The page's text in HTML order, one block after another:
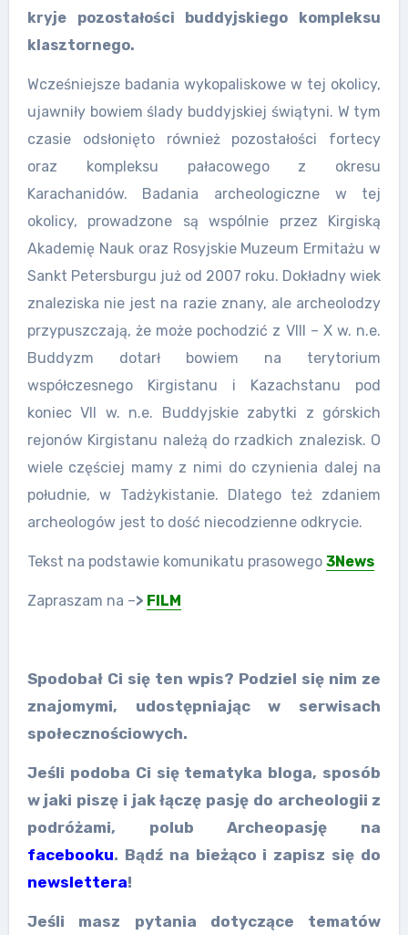
kryje pozostałości buddyjskiego kompleksu
klasztornego.
Wcześniejsze badania wykopaliskowe w tej okolicy,
ujawniły bowiem ślady buddyjskiej świątyni. W tym
czasie odsłonięto również pozostałości fortecy
oraz kompleksu pałacowego z okresu
Karachanidów. Badania archeologiczne w tej
okolicy, prowadzone są wspólnie przez Kirgiską
Akademię Nauk oraz Rosyjskie Muzeum Ermitażu w
Sankt Petersburgu już od 2007 roku. Dokładny wiek
znaleziska nie jest na razie znany, ale archeolodzy
przypuszczają, że może pochodzić z VIII – X w. n.e.
Buddyzm dotarł bowiem na terytorium
współczesnego Kirgistanu i Kazachstanu pod
koniec VII w. n.e. Buddyjskie zabytki z górskich
rejonów Kirgistanu należą do rzadkich znalezisk. O
wiele częściej mamy z nimi do czynienia dalej na
południe, w Tadżykistanie. Dlatego też zdaniem
archeologów jest to dość niecodzienne odkrycie.
Tekst na podstawie komunikatu prasowego 3News
Zapraszam na –> FILM
Spodobał Ci się ten wpis? Podziel się nim ze
znajomymi, udostępniając w serwisach
społecznościowych.
Jeśli podoba Ci się tematyka bloga, sposób
w jaki piszę i jak łączę pasję do archeologii z
podróżami, polub Archeopasję na
facebooku. Bądź na bieżąco i zapisz się do
newslettera!
Jeśli masz pytania dotyczące tematów